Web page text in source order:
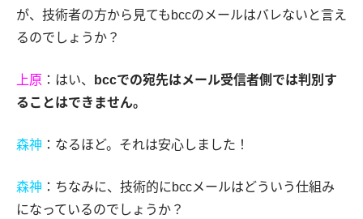
が、技術者の方から見てもbccのメールはバレないと言え
るのでしょうか？
上原 ：はい、
bccでの宛先はメール受信者側では判別す
ることはできません。
森神 ：なるほど。それは安心しました！
森神 ：ちなみに、技術的にbccメールはどういう仕組み
になっているのでしょうか？